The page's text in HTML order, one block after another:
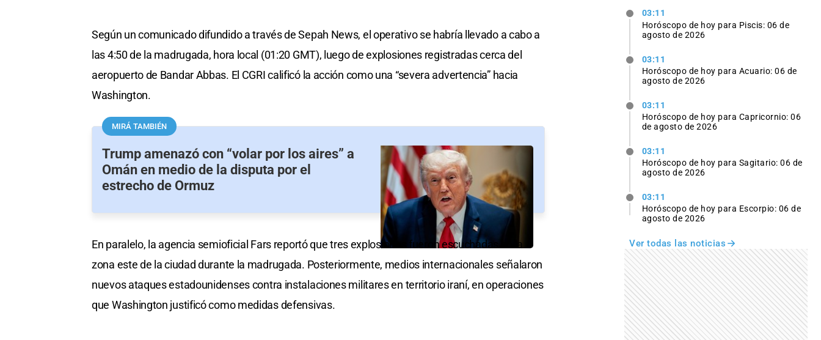
Según un comunicado difundido a través de Sepah News, el operativo se habría llevado a cabo a
las 4:50 de la madrugada, hora local (01:20 GMT), luego de explosiones registradas cerca del
aeropuerto de Bandar Abbas. El CGRI calificó la acción como una “severa advertencia” hacia
Washington.
MIRÁ TAMBIÉN
Trump amenazó con “volar por los aires” a
Omán en medio de la disputa por el
estrecho de Ormuz
En paralelo, la agencia semioficial Fars reportó que tres explosiones fueron escuchadas en la
zona este de la ciudad durante la madrugada. Posteriormente, medios internacionales señalaron
nuevos ataques estadounidenses contra instalaciones militares en territorio iraní, en operaciones
que Washington justificó como medidas defensivas.
03:11
Horóscopo de hoy para Piscis: 06 de
agosto de 2026
03:11
Horóscopo de hoy para Acuario: 06 de
agosto de 2026
03:11
Horóscopo de hoy para Capricornio: 06
de agosto de 2026
03:11
Horóscopo de hoy para Sagitario: 06 de
agosto de 2026
03:11
Horóscopo de hoy para Escorpio: 06 de
agosto de 2026
Ver todas las noticias